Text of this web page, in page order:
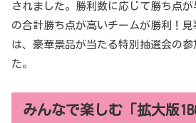
されました。勝利数に応じて勝ち点
の合計勝ち点が高いチームが勝利！
は、豪華景品が当たる特別抽選会の
た。
みんなで楽しむ「拡大版